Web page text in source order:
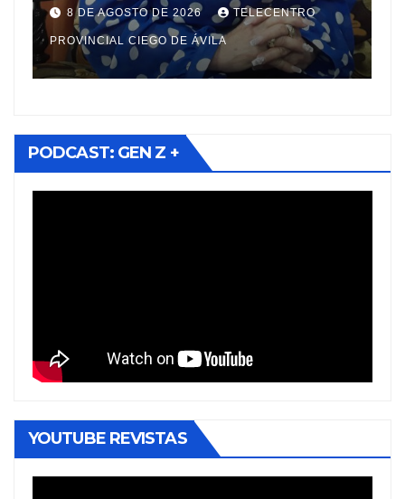
8 DE AGOSTO DE 2026 TELECENTRO
PROVINCIAL CIEGO DE ÁVILA
PODCAST: GEN Z +
YOUTUBE REVISTAS